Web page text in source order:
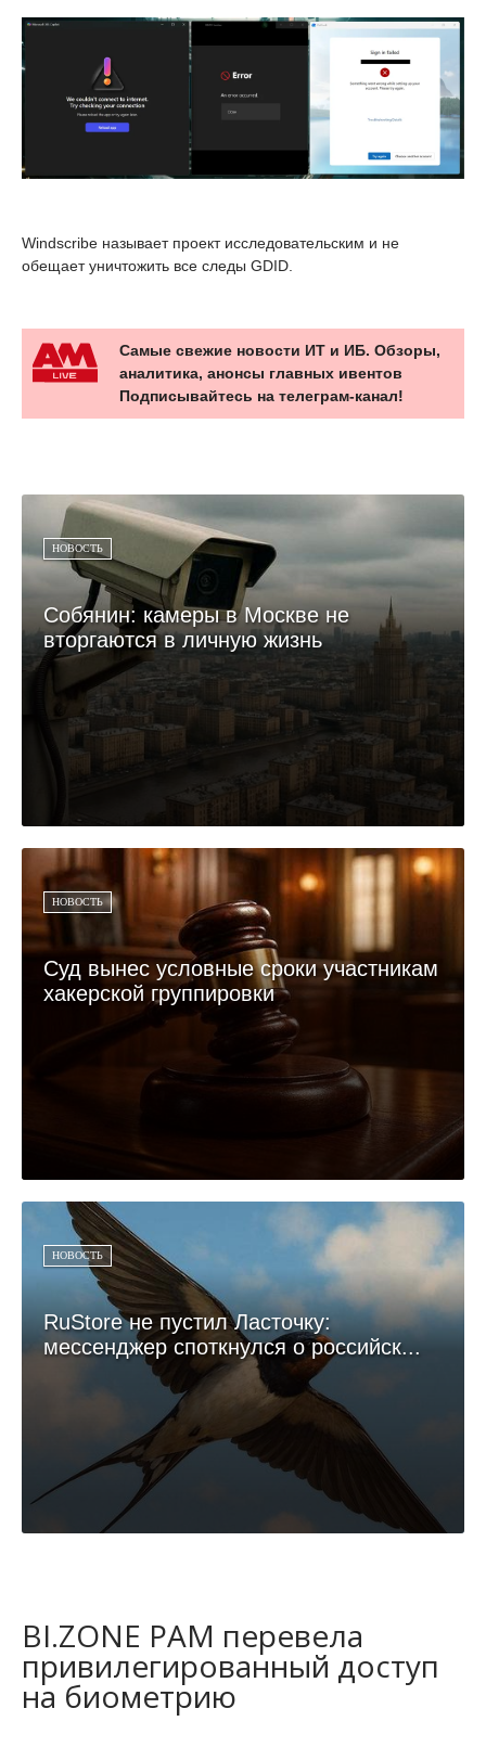
Windscribe называет проект исследовательским и не
обещает уничтожить все следы GDID.
Самые свежие новости ИТ и ИБ. Обзоры,
аналитика, анонсы главных ивентов
Подписывайтесь на телеграм-канал!
НОВОСТЬ
Собянин: камеры в Москве не
вторгаются в личную жизнь
НОВОСТЬ
Суд вынес условные сроки участникам
хакерской группировки
НОВОСТЬ
RuStore не пустил Ласточку:
мессенджер споткнулся о российск...
BI.ZONE PAM перевела
привилегированный доступ
на биометрию